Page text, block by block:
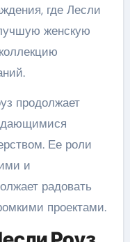
где Лесли
женскую
продолжает
Ее роли
и
радовать
проектами.